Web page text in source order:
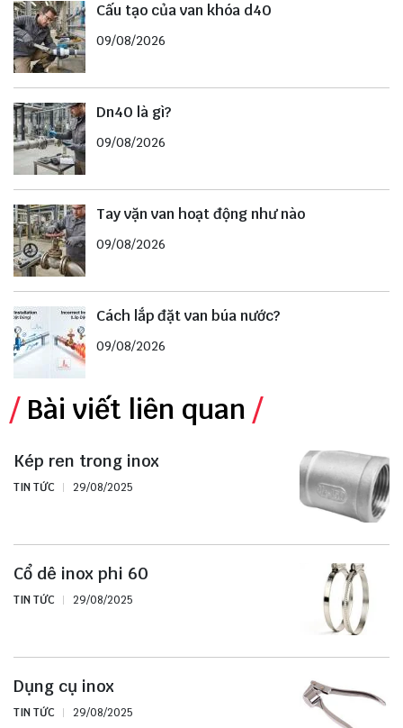
Cấu tạo của van khóa d40
09/08/2026
Dn40 là gì?
09/08/2026
Tay vặn van hoạt động như nào
09/08/2026
Cách lắp đặt van búa nước?
09/08/2026
Bài viết liên quan
Kép ren trong inox
TIN TỨC 29/08/2025
Cổ dê inox phi 60
TIN TỨC 29/08/2025
Dụng cụ inox
TIN TỨC 29/08/2025